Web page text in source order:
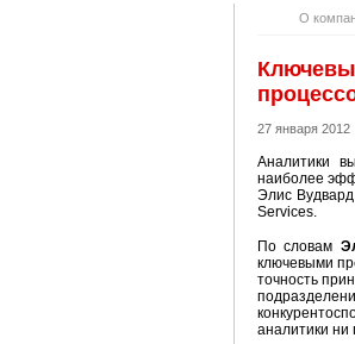
О
27 января 2012
Аналитики
наиболее
Элис
Services.
По словам
ключевыми
точность
аналитики